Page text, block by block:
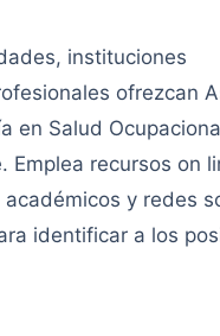
instituciones
ofrezcan
en Salud
Emplea recursos on
y redes
identificar a los